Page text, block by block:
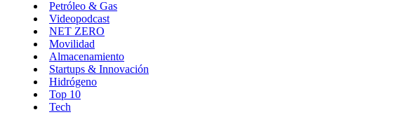
Petróleo & Gas
Videopodcast
NET ZERO
Movilidad
Almacenamiento
Startups & Innovación
Hidrógeno
Top 10
Tech